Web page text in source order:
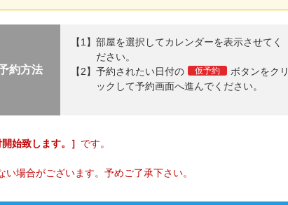
約方法
部屋を選択してカレンダーを表示させてく
ださい。
予約されたい日付の
仮予約
ボタンをクリ
ックして予約画面へ進んでください。
始致します。］ です。
場合がございます。予めご了承下さい。